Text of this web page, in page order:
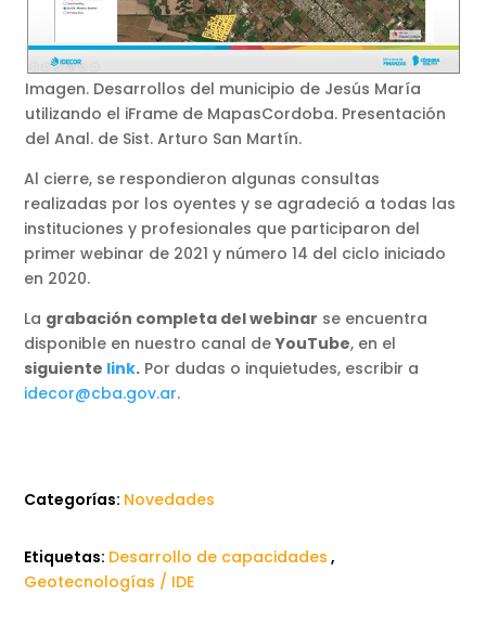
Imagen. Desarrollos del municipio de Jesús María
utilizando el iFrame de MapasCordoba. Presentación
del Anal. de Sist. Arturo San Martín.
Al cierre, se respondieron algunas consultas
realizadas por los oyentes y se agradeció a todas las
instituciones y profesionales que participaron del
primer webinar de 2021 y número 14 del ciclo iniciado
en 2020.
La grabación completa del webinar se encuentra
disponible en nuestro canal deYouTube, en el
siguiente link. Por dudas o inquietudes, escribir a
idecor@cba.gov.ar.
Categorías: Novedades
Etiquetas: Desarrollo de capacidades ,
Geotecnologías / IDE